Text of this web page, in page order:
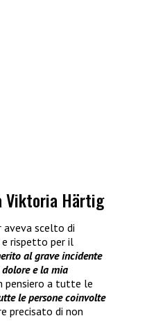
Viktoria Härtig
aveva scelto di
e rispetto per il
al grave incidente
e la mia
pensiero a tutte le
le persone coinvolte
precisato di non